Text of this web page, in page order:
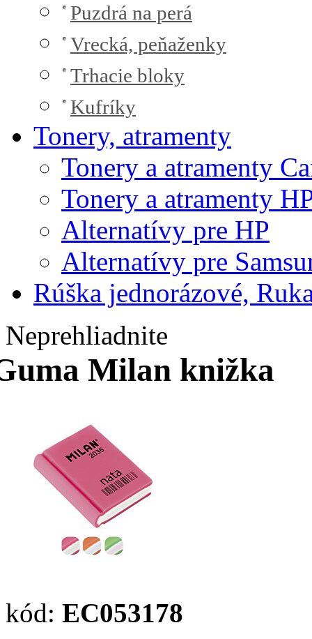
Puzdrá na perá
Vrecká, peňaženky
Trhacie bloky
Kufríky
Tonery, atramenty
Tonery a atramenty
Tonery a atramenty
Alternatívy pre HP
Alternatívy pre
Rúška jednorázové,
Neprehliadnite
Milan knižka
kód: EC053178